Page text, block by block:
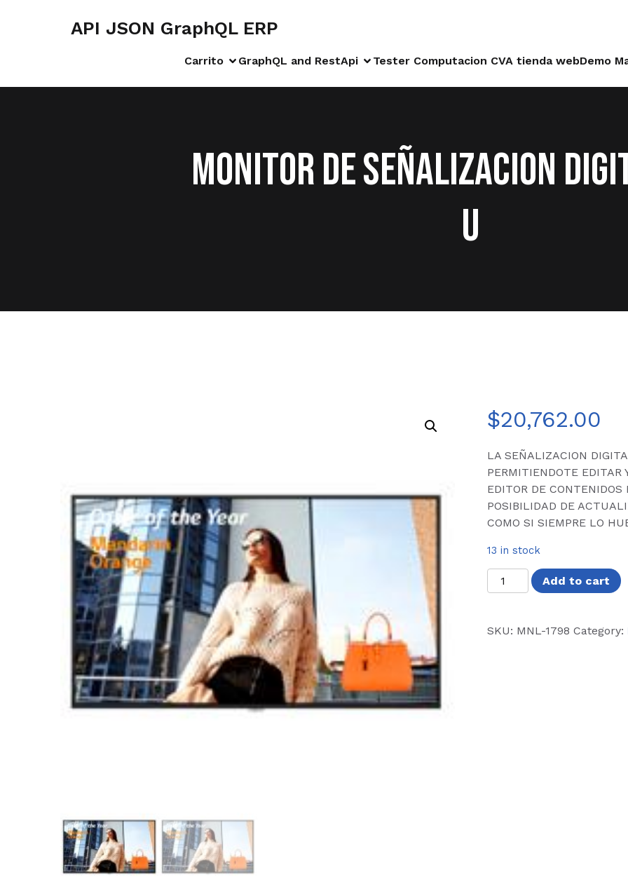
API JSON GraphQL ERP
Carrito GraphQL and RestApi Tester Computacion CVA tienda webDemo
MONITOR DE SEÑALIZACION
U
$20,762.00
LA SEÑALIZACION
PERMITIENDOTE
EDITOR DE
POSIBILIDAD DE
COMO SI SIEMPRE LO
13 in stock
MONITOR
DE
DIGITAL
Add to cart
SKU: MNL-1798 Category: